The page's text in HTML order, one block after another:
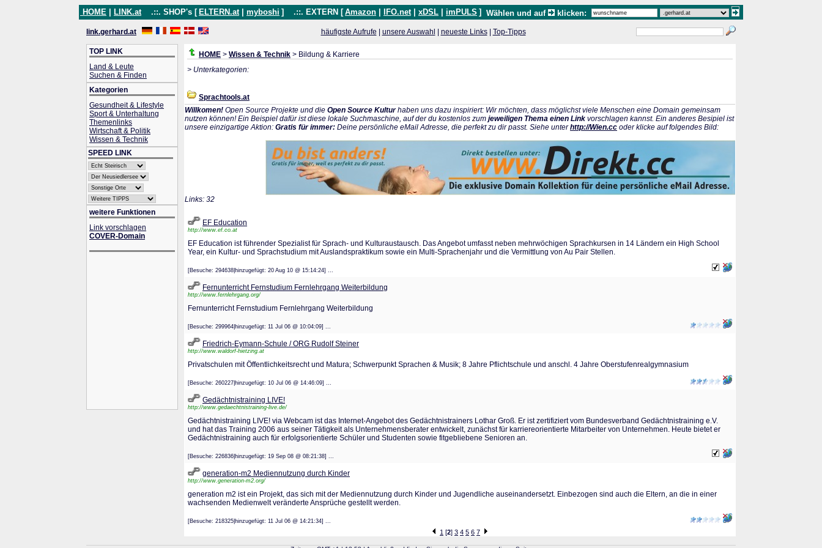
HOME LINK.at .::. SHOP's [ ELTERN.at myboshi ] .::. EXTERN [ Amazon IFO.net xDSL imPULS ] Wählen und auf klicken:
link.gerhard.at häufigste Aufrufe unsere Auswahl neueste Links| Top-Tipps
TOP LINK
Land & Leute
Suchen & Finden
Kategorien
Gesundheit & Lifestyle
Sport & Unterhaltung
Themenlinks
Wirtschaft & Politik
Wissen & Technik
SPEED LINK
weitere Funktionen
Link vorschlagen
COVER-Domain
HOME > Wissen & Technik > Bildung & Karriere
> Unterkategorien:
Sprachtools.at
Willkomen! Open Source Projekte und die Open Source Kulturhaben uns dazu inspiriert: Wir möchten, dass möglichst viele Menschen eine Domain gemeinsam
nutzen können! Ein Beispiel dafür ist diese lokale Suchmaschine, auf der du kostenlos zum jeweiligen Thema einen Link vorschlagen kannst. Ein anderes Besipiel ist
unsere einzigartige Aktion: Gratis für immer: Deine persönliche eMail Adresse, die perfekt zu dir passt. Siehe unterhttp://Wien.cc oder klicke auf folgendes Bild:
Links: 32
EF Education
http://www.ef.co.at
EF Education ist führender Spezialist für Sprach- und Kulturaustausch. Das Angebot umfasst neben mehrwöchigen Sprachkursen in 14 Ländern ein High School
Year, ein Kultur- und Sprachstudium mit Auslandspraktikum sowie ein Multi-Sprachenjahr und die Vermittlung von Au Pair Stellen.
[Besuche: 294638|hinzugefügt: 20 Aug 10 @ 15:14:24] ...
Fernunterricht Fernstudium Fernlehrgang Weiterbildung
http://www.fernlehrgang.org/
Fernunterricht Fernstudium Fernlehrgang Weiterbildung
[Besuche: 299964|hinzugefügt: 11 Jul 06 @ 10:04:09] ...
Friedrich-Eymann-Schule / ORG Rudolf Steiner
http://www.waldorf-hietzing.at
Privatschulen mit Öffentlichkeitsrecht und Matura; Schwerpunkt Sprachen & Musik; 8 Jahre Pflichtschule und anschl. 4 Jahre Oberstufenrealgymnasium
[Besuche: 260227|hinzugefügt: 10 Jul 06 @ 14:46:09] ...
Gedächtnistraining LIVE!
http://www.gedaechtnistraining-live.de/
Gedächtnistraining LIVE! via Webcam ist das Internet-Angebot des Gedächtnistrainers Lothar Groß. Er ist zertifiziert vom Bundesverband Gedächtnistraining e.V.
und hat das Training 2006 aus seiner Tätigkeit als Unternehmensberater entwickelt, zunächst für karriereorientierte Mitarbeiter von Unternehmen. Heute bietet er
Gedächtnistraining auch für erfolgsorientierte Schüler und Studenten sowie fitgebliebene Senioren an.
[Besuche: 226836|hinzugefügt: 19 Sep 08 @ 08:21:38] ...
generation-m2 Mediennutzung durch Kinder
http://www.generation-m2.org/
generation m2 ist ein Projekt, das sich mit der Mediennutzung durch Kinder und Jugendliche auseinandersetzt. Einbezogen sind auch die Eltern, an die in einer
wachsenden Medienwelt veränderte Ansprüche gestellt werden.
[Besuche: 218325|hinzugefügt: 11 Jul 06 @ 14:21:34] ...
1 [2] 3 4 5 6 7